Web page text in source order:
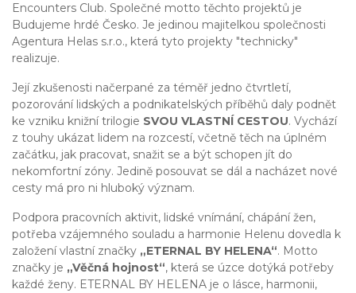
Encounters Club. Společné motto těchto projektů je
Budujeme hrdé Česko. Je jedinou majitelkou společnosti
Agentura Helas s.r.o., která tyto projekty "technicky"
realizuje.
Její zkušenosti načerpané za téměř jedno čtvrtletí,
pozorování lidských a podnikatelských příběhů daly podnět
ke vzniku knižní trilogie SVOU VLASTNÍ CESTOU. Vychází
z touhy ukázat lidem na rozcestí, včetně těch na úplném
začátku, jak pracovat, snažit se a být schopen jít do
nekomfortní zóny. Jedině posouvat se dál a nacházet nové
cesty má pro ni hluboký význam.
Podpora pracovních aktivit, lidské vnímání, chápání žen,
potřeba vzájemného souladu a harmonie Helenu dovedla k
založení vlastní značky „ETERNAL BY HELENA“. Motto
značky je „Věčná hojnost“, která se úzce dotýká potřeby
každé ženy. ETERNAL BY HELENA je o lásce, harmonii,